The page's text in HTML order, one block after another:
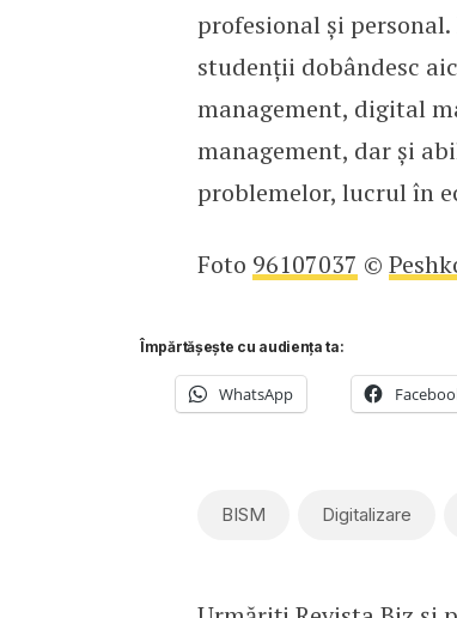
profesional și
studenții dobândesc
management, digital
management, dar și
problemelor, lucrul în
Foto 96107037 ©
Împărtășește cu audiența ta:
WhatsApp
BISM Digitalizare